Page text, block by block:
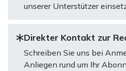
unserer Unterstützer
Direkter Kontakt zur
Schreiben Sie uns bei
Anliegen rund um Ihr